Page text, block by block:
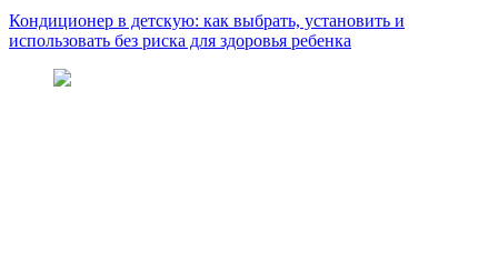
Кондиционер в детскую: как выбрать, установить и
использовать без риска для здоровья ребенка